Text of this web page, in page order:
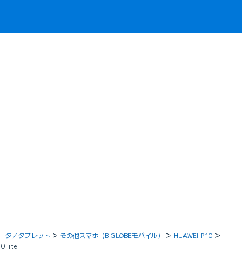
タ／タブレット その他スマホ（BIGLOBEモバイル）
HUAWEI P10
lite